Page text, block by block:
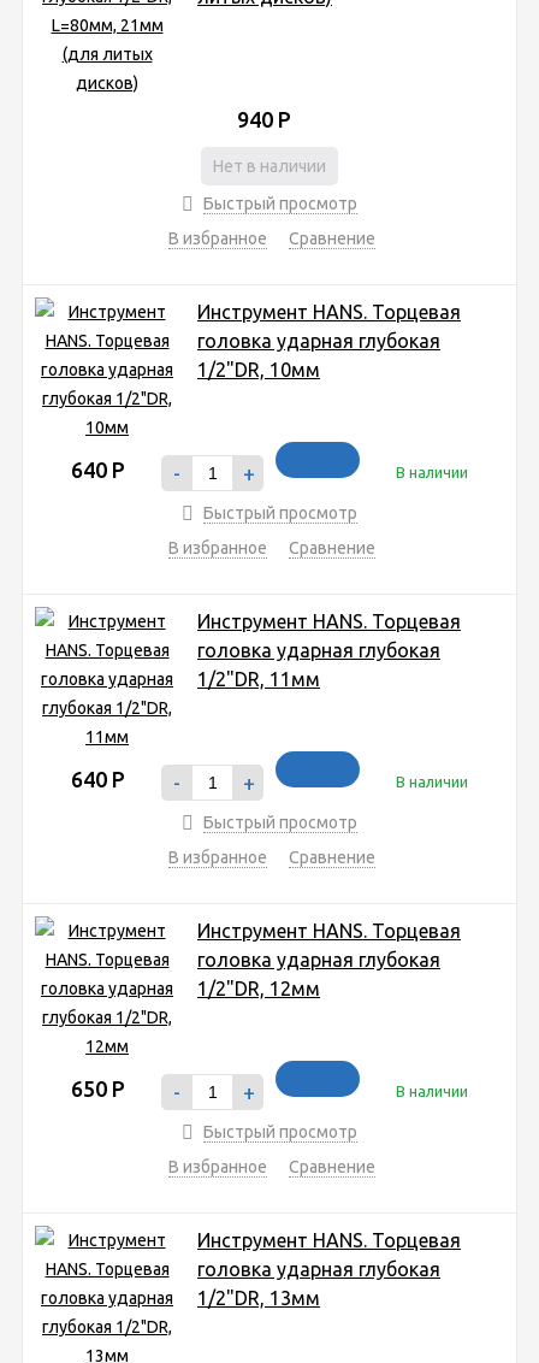
940 Р
Нет в наличии
Быстрый просмотр
В избранное
Сравнение
Инструмент HANS. Торцевая
головка ударная глубокая
1/2"DR, 10мм
640 Р - + В наличии
Быстрый просмотр
В избранное
Сравнение
Инструмент HANS. Торцевая
головка ударная глубокая
1/2"DR, 11мм
640 Р - + В наличии
Быстрый просмотр
В избранное
Сравнение
Инструмент HANS. Торцевая
головка ударная глубокая
1/2"DR, 12мм
650 Р - + В наличии
Быстрый просмотр
В избранное
Сравнение
Инструмент HANS. Торцевая
головка ударная глубокая
1/2"DR, 13мм